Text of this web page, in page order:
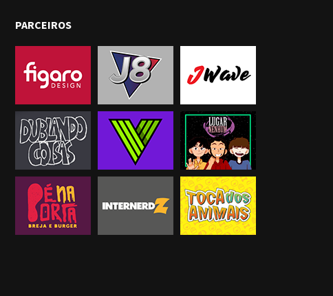
PARCEIROS